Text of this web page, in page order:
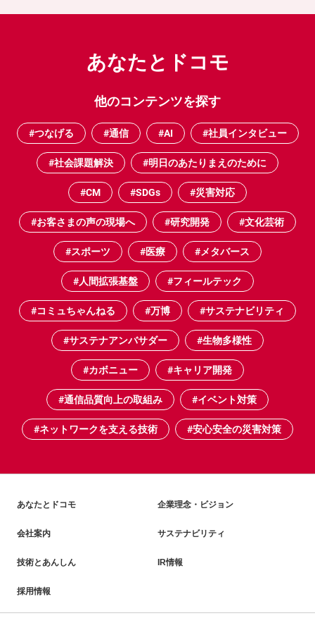
あなたとドコモ
他のコンテンツを探す
#つなげる #通信 #AI #社員インタビュー
#社会課題解決 #明日のあたりまえのために
#CM #SDGs #災害対応
#お客さまの声の現場へ #研究開発 #文化芸術
#スポーツ #医療 #メタバース
#人間拡張基盤 #フィールテック
#コミュちゃんねる #万博 #サステナビリティ
#サステナアンバサダー #生物多様性
#カボニュー #キャリア開発
#通信品質向上の取組み #イベント対策
#ネットワークを支える技術 #安心安全の災害対策
あなたとドコモ 企業理念・ビジョン
会社案内 サステナビリティ
技術とあんしん IR情報
採用情報